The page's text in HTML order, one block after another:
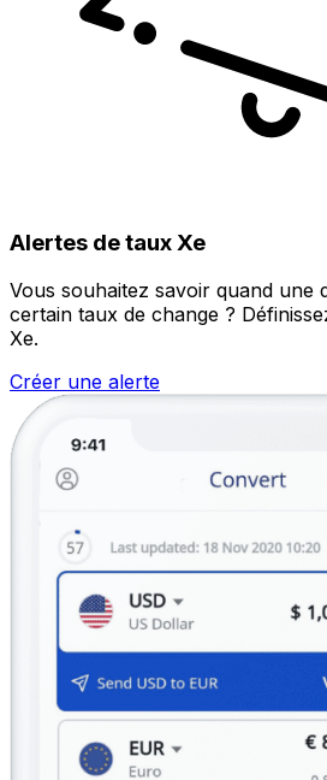
Alertes de taux Xe
Vous souhaitez savoir quand une
certain taux de change ?
Xe.
Créer une alerte